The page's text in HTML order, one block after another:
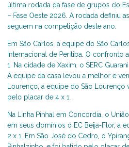
última rodada da fase de grupos do
– Fase Oeste 2026. A rodada definiu
seguem na competição deste ano.
Em São Carlos, a equipe do São
Internacional de Peritiba. O confronto
1. Na cidade de Xaxim, o SERC
A equipe da casa levou a melhor e
Lourenço, a equipe do São
pelo placar de 4 x 1.
Na Linha Pinhal em Concordia, o
em seus domínios o EC Beija-Flor, a
2 x 1. Em São José do Cedro, o